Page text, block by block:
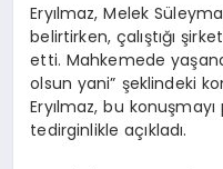
Eryılmaz, Melek
belirtirken, çalıştığı
etti. Mahkemede
olsun yani” şeklindeki
Eryılmaz, bu
tedirginlikle açıkladı.